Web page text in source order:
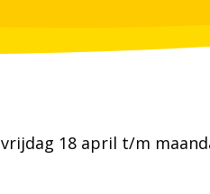
18 april t/m